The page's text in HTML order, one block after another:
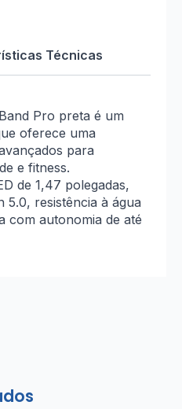
Técnicas
Pro preta é um
oferece uma
para
e fitness.
de 1,47 polegadas,
5.0, resistência à água
com autonomia de até